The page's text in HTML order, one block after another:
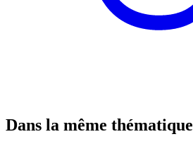
Dans la même thématique